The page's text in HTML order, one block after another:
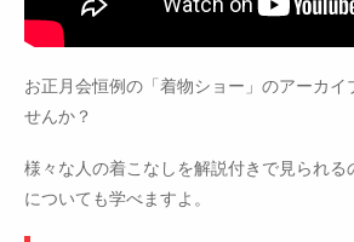
お正月会恒例の「着物ショー」のアーカイ
せんか？
様々な人の着こなしを解説付きで見られる
についても学べますよ。